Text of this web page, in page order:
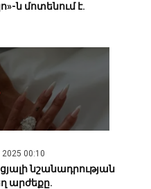
ն մոտենում է.
00:10
նշանադրության
արժեքը.